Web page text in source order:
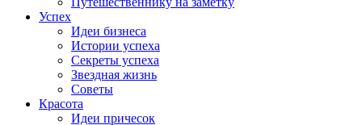
Успех
Идеи бизнеса
Истории успеха
Секреты успеха
Звездная жизнь
Советы
Красота
Идеи причесок